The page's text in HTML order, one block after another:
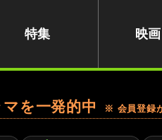
特集 映画
を一発的中 ※ 会員登録